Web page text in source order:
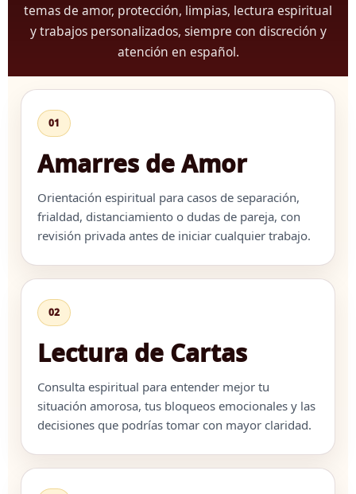
temas de amor, protección, limpias, lectura espiritual
y trabajos personalizados, siempre con discreción y
atención en español.
01
Amarres de Amor
Orientación espiritual para casos de separación,
frialdad, distanciamiento o dudas de pareja, con
revisión privada antes de iniciar cualquier trabajo.
02
Lectura de Cartas
Consulta espiritual para entender mejor tu
situación amorosa, tus bloqueos emocionales y las
decisiones que podrías tomar con mayor claridad.